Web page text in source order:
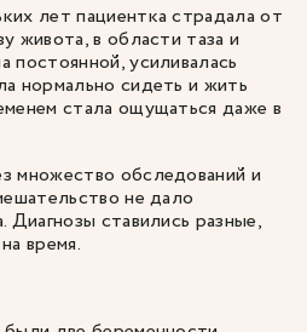
лет пациентка страдала от
живота, в области таза и
усиливалась
нормально сидеть и жить
стала ощущаться даже в
множество обследований и
не дало
Диагнозы ставились разные,
время.